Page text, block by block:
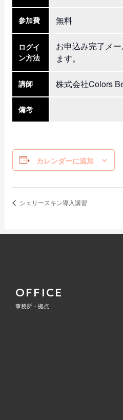
参加費 無料
ログイ
ン方法
お申込み完了メ
ます。
講師 株式会社Colors
備考
カレンダーに追加
シェリースキン導入講習
OFFICE
事務所・拠点